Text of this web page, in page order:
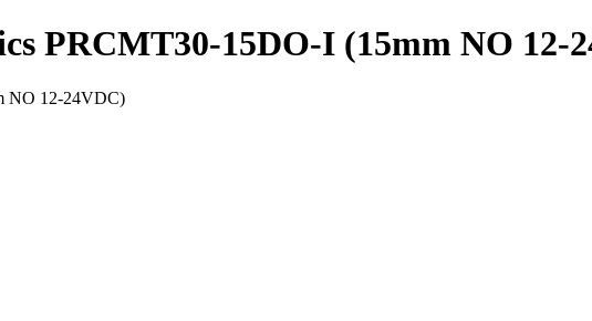
PRCMT30-15DO-I (15mm NO 12-
NO 12-24VDC)